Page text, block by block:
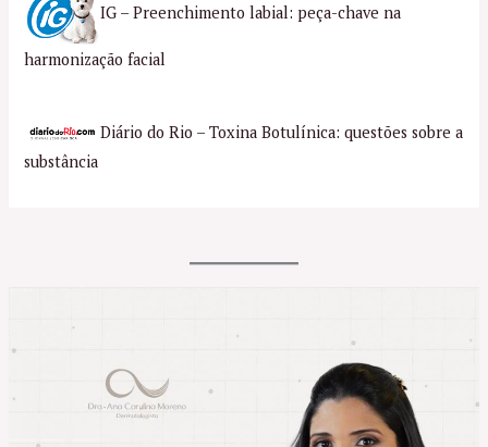
IG – Preenchimento labial: peça-chave na
harmonização facial
Diário do Rio – Toxina Botulínica: questões sobre a
substância